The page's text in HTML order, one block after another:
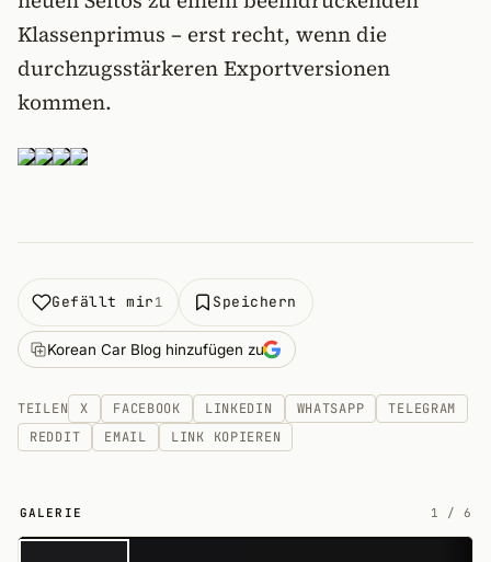
Klassenprimus – erst recht, wenn die
durchzugsstärkeren Exportversionen
kommen.
Gefällt mir1 Speichern
Korean Car Blog hinzufügen zu
TEILEN X FACEBOOK LINKEDIN WHATSAPP
TELEGRAM
REDDIT
EMAIL LINK KOPIEREN
GALERIE 1 / 6